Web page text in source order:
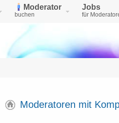
Moderator
buchen
Jobs
für
Moderatoren mit